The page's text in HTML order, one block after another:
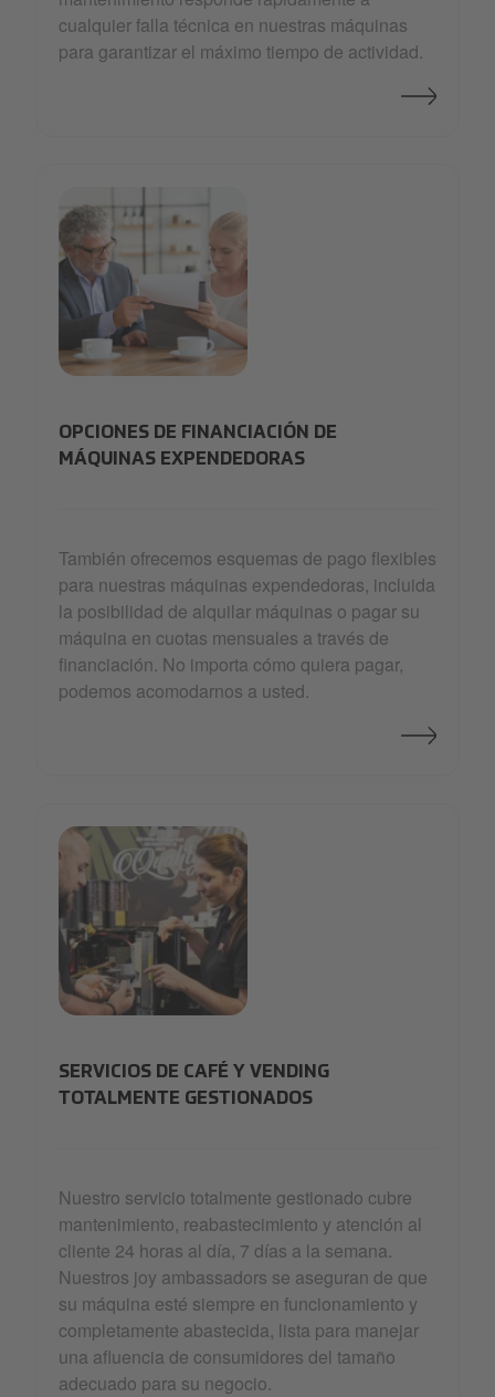
cualquier falla técnica en nuestras máquinas
para garantizar el máximo tiempo de actividad.
OPCIONES DE FINANCIACIÓN DE
MÁQUINAS EXPENDEDORAS
También ofrecemos esquemas de pago flexibles
para nuestras máquinas expendedoras, incluida
la posibilidad de alquilar máquinas o pagar su
máquina en cuotas mensuales a través de
financiación. No importa cómo quiera pagar,
podemos acomodarnos a usted.
SERVICIOS DE CAFÉ Y VENDING
TOTALMENTE GESTIONADOS
Nuestro servicio totalmente gestionado cubre
mantenimiento, reabastecimiento y atención al
cliente 24 horas al día, 7 días a la semana.
Nuestros joy ambassadors se aseguran de que
su máquina esté siempre en funcionamiento y
completamente abastecida, lista para manejar
una afluencia de consumidores del tamaño
adecuado para su negocio.